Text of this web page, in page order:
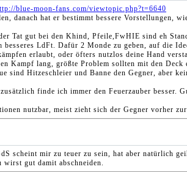
blue-moon-fans.com/viewtopic.php?t=6640
danach hat er bestimmt bessere Vorstellungen,
Tat gut bei den Khind, Pfeile,FwHIE sind eh
LdFt. Dafür 2 Monde zu geben, auf die
erlaubt, oder öfters nutzlos deine Hand
lang, größte Problem sollten mit den Deck
sind Hitzeschleier und Banne den Gegner, aber
finde ich immer den Feuerzauber besser.
nutzbar, meist zieht sich der Gegner vorher
scheint mir zu teuer zu sein, hat aber natürlich
wirst gut damit abschneiden.